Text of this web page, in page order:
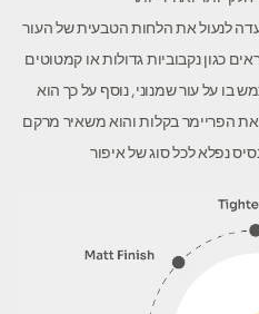
לנעול את הלחות הטבעית של העור
בו על עור שמנוני, נוסף על כך הוא
את הפריימר בקלות והוא משאיר מרקם